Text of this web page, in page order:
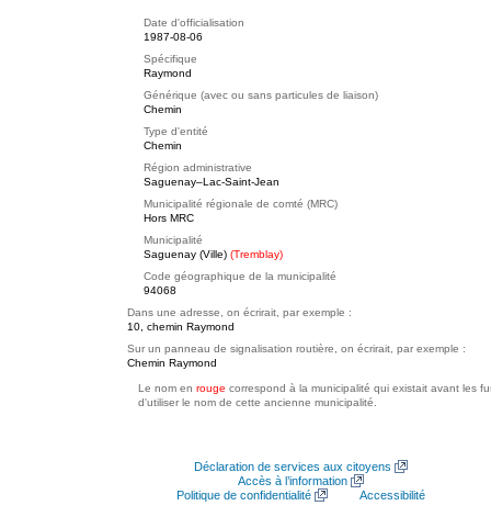
Date d'officialisation
1987-08-06
Spécifique
Raymond
Générique (avec ou sans particules de liaison)
Chemin
Type d'entité
Chemin
Région administrative
Saguenay–Lac-Saint-Jean
Municipalité régionale de comté (MRC)
Hors MRC
Municipalité
Saguenay (Ville) (Tremblay)
Code géographique de la municipalité
94068
Dans une adresse, on écrirait, par exemple :
10, chemin Raymond
Sur un panneau de signalisation routière, on écrirait, par exemple :
Chemin Raymond
Le nom en rouge correspond à la municipalité qui existait avant les
d'utiliser le nom de cette ancienne municipalité.
Déclaration de services aux citoyens
Accès à l’information
Politique de confidentialité
Accessibilité